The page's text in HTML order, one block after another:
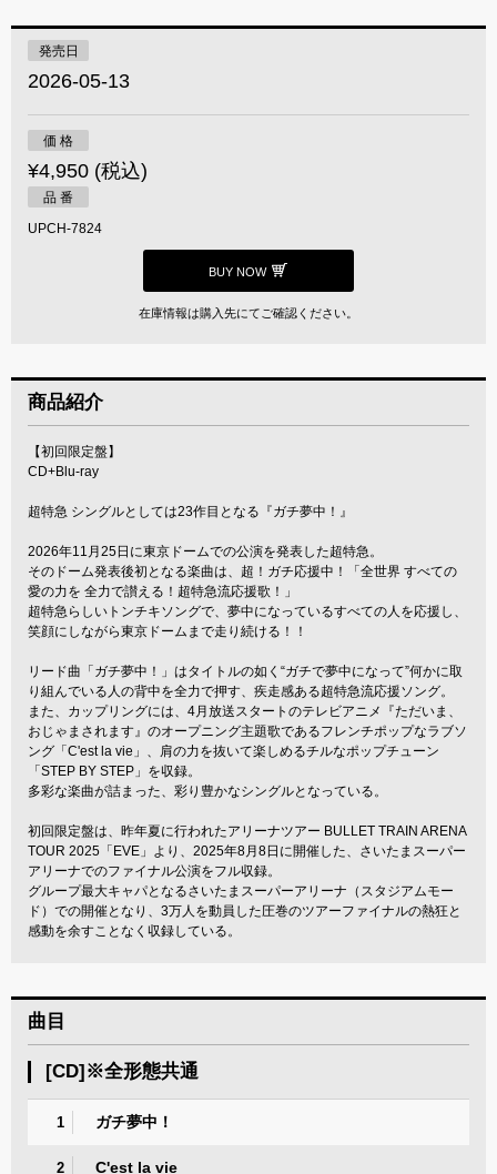
発売日
2026-05-13
価 格
¥4,950 (税込)
品 番
UPCH-7824
BUY NOW
在庫情報は購入先にてご確認ください。
商品紹介
【初回限定盤】
CD+Blu-ray
超特急 シングルとしては23作目となる『ガチ夢中！』
2026年11月25日に東京ドームでの公演を発表した超特急。
そのドーム発表後初となる楽曲は、超！ガチ応援中！「全世界 すべての
愛の力を 全力で讃える！超特急流応援歌！」
超特急らしいトンチキソングで、夢中になっているすべての人を応援し、
笑顔にしながら東京ドームまで走り続ける！！
リード曲「ガチ夢中！」はタイトルの如く“ガチで夢中になって”何かに取
り組んでいる人の背中を全力で押す、疾走感ある超特急流応援ソング。
また、カップリングには、4月放送スタートのテレビアニメ『ただいま、
おじゃまされます』のオープニング主題歌であるフレンチポップなラブソ
ング「C'est la vie」、肩の力を抜いて楽しめるチルなポップチューン
「STEP BY STEP」を収録。
多彩な楽曲が詰まった、彩り豊かなシングルとなっている。
初回限定盤は、昨年夏に行われたアリーナツアー BULLET TRAIN ARENA
TOUR 2025「EVE」より、2025年8月8日に開催した、さいたまスーパー
アリーナでのファイナル公演をフル収録。
グループ最大キャパとなるさいたまスーパーアリーナ（スタジアムモー
ド）での開催となり、3万人を動員した圧巻のツアーファイナルの熱狂と
感動を余すことなく収録している。
曲目
[CD]※全形態共通
1 ガチ夢中！
2 C'est la vie